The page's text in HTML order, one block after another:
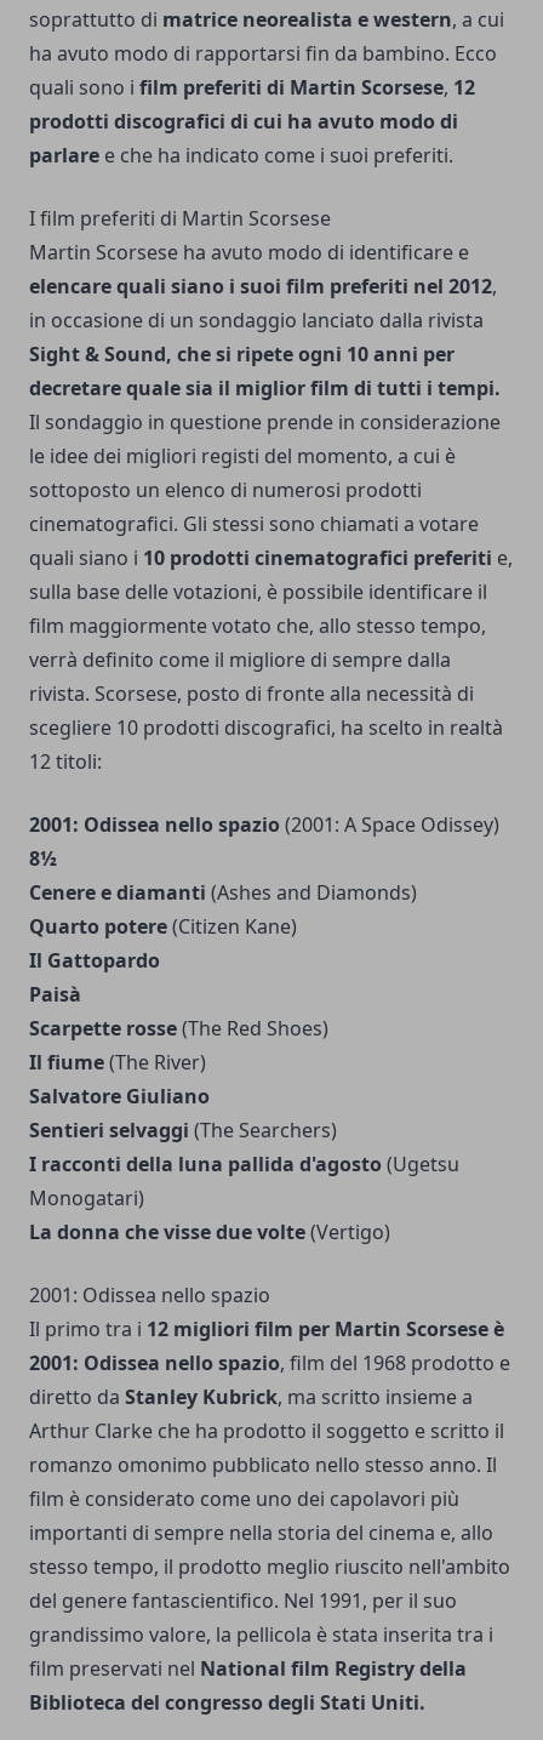
soprattutto di matrice neorealista e western, a cui
ha avuto modo di rapportarsi fin da bambino. Ecco
quali sono i film preferiti di Martin Scorsese, 12
prodotti discografici di cui ha avuto modo di
parlare e che ha indicato come i suoi preferiti.
I film preferiti di Martin Scorsese
Martin Scorsese ha avuto modo di identificare e
elencare quali siano i suoi film preferiti nel 2012,
in occasione di un sondaggio lanciato dalla rivista
Sight & Sound, che si ripete ogni 10 anni per
decretare quale sia il miglior film di tutti i tempi.
Il sondaggio in questione prende in considerazione
le idee dei migliori registi del momento, a cui è
sottoposto un elenco di numerosi prodotti
cinematografici. Gli stessi sono chiamati a votare
quali siano i 10 prodotti cinematografici preferiti e,
sulla base delle votazioni, è possibile identificare il
film maggiormente votato che, allo stesso tempo,
verrà definito come il migliore di sempre dalla
rivista. Scorsese, posto di fronte alla necessità di
scegliere 10 prodotti discografici, ha scelto in realtà
12 titoli:
2001: Odissea nello spazio (2001: A Space Odissey)
8½
Cenere e diamanti (Ashes and Diamonds)
Quarto potere(Citizen Kane)
Il Gattopardo
Paisà
Scarpette rosse(The Red Shoes)
Il fiume(The River)
Salvatore Giuliano
Sentieri selvaggi (The Searchers)
I racconti della luna pallida d'agosto (Ugetsu
Monogatari)
La donna che visse due volte(Vertigo)
2001: Odissea nello spazio
Il primo tra i 12 migliori film per Martin Scorsese è
2001: Odissea nello spazio, film del 1968 prodotto e
diretto da Stanley Kubrick, ma scritto insieme a
Arthur Clarke che ha prodotto il soggetto e scritto il
romanzo omonimo pubblicato nello stesso anno. Il
film è considerato come uno dei capolavori più
importanti di sempre nella storia del cinema e, allo
stesso tempo, il prodotto meglio riuscito nell'ambito
del genere fantascientifico. Nel 1991, per il suo
grandissimo valore, la pellicola è stata inserita tra i
film preservati nel National film Registry della
Biblioteca del congresso degli Stati Uniti.